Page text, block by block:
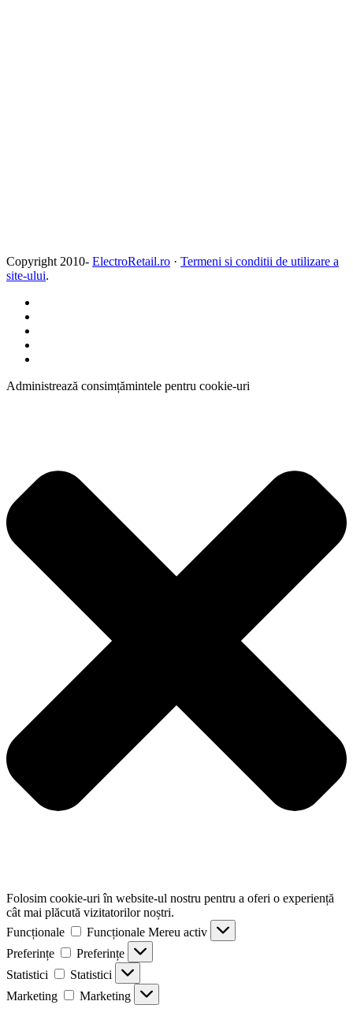
Copyright 2010- ElectroRetail.ro · Termeni si conditii de utilizare a
site-ului.
Administrează consimțămintele pentru cookie-uri
Folosim cookie-uri în website-ul nostru pentru a oferi o experiență
cât mai plăcută vizitatorilor noștri.
Funcționale
Funcționale Mereu activ
Preferințe
Preferințe
Statistici
Statistici
Marketing
Marketing